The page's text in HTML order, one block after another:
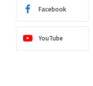
Facebook
YouTube